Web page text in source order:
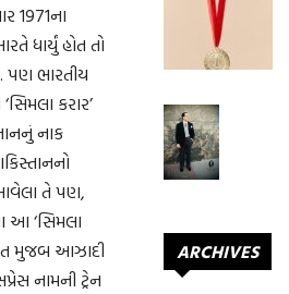
1971ના
ધાર્યું હોત તો
પણ ભારતીય
કરાર’
નાક
આવેલા તે પણ,
આ ‘સિમલા
મુજબ આઝાદી
નામની ટ્રેન
ARCHIVES